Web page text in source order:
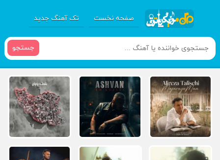
صفحه نخست تک آهنگ جدید
جستجو